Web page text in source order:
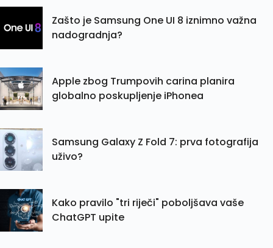
Zašto je Samsung One UI 8 iznimno važna
nadogradnja?
Apple zbog Trumpovih carina planira
globalno poskupljenje iPhonea
Samsung Galaxy Z Fold 7: prva fotografija
uživo?
Kako pravilo "tri riječi" poboljšava vaše
ChatGPT upite